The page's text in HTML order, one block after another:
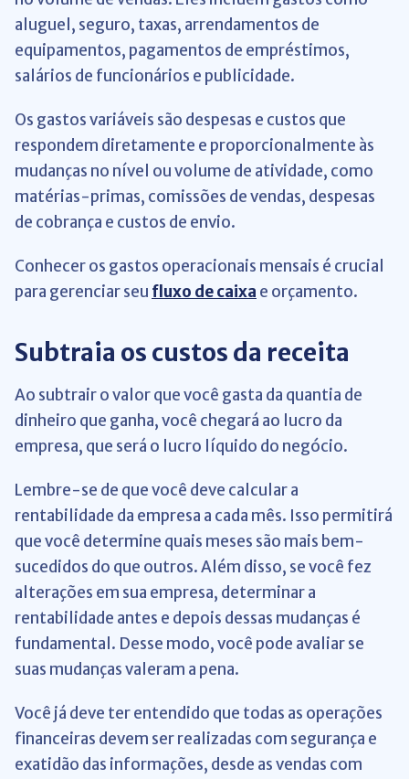
aluguel, seguro, taxas, arrendamentos de
equipamentos, pagamentos de empréstimos,
salários de funcionários e publicidade.
Os gastos variáveis ​​são despesas e custos que
respondem diretamente e proporcionalmente às
mudanças no nível ou volume de atividade, como
matérias-primas, comissões de vendas, despesas
de cobrança e custos de envio.
Conhecer os gastos operacionais mensais é crucial
para gerenciar seu fluxo de caixa e orçamento.
Subtraia os custos da receita
Ao subtrair o valor que você gasta da quantia de
dinheiro que ganha, você chegará ao lucro da
empresa, que será o lucro líquido do negócio.
Lembre-se de que você deve calcular a
rentabilidade da empresa a cada mês. Isso permitirá
que você determine quais meses são mais bem-
sucedidos do que outros. Além disso, se você fez
alterações em sua empresa, determinar a
rentabilidade antes e depois dessas mudanças é
fundamental. Desse modo, você pode avaliar se
suas mudanças valeram a pena.
Você já deve ter entendido que todas as operações
financeiras devem ser realizadas com segurança e
exatidão das informações, desde as vendas com